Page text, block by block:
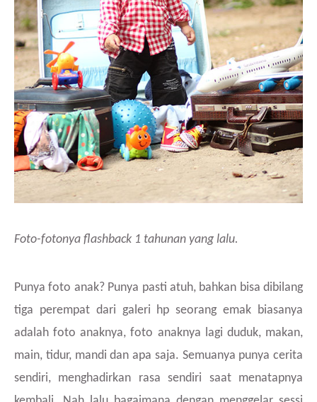
Foto-fotonya flashback 1 tahunan yang lalu.
Punya foto anak? Punya pasti atuh, bahkan bisa dibilang
tiga perempat dari galeri hp seorang emak biasanya
adalah foto anaknya, foto anaknya lagi duduk, makan,
main, tidur, mandi dan apa saja. Semuanya punya cerita
sendiri, menghadirkan rasa sendiri saat menatapnya